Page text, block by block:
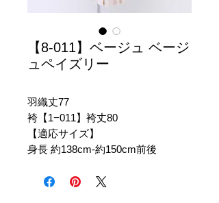
【8-011】ベージュ ベージ
ュペイズリー
羽織丈77
袴【1−011】袴丈80
【適応サイズ】
身長 約138cm-約150cm前後